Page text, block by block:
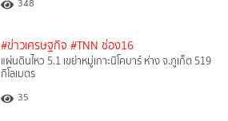
348
#ข่าวเศรษฐกิจ #TNN ช่อง16
แผ่นดินไหว 5.1 เขย่าหมู่เกาะนิโคบาร์ ห่าง จ.ภูเก็ต 519
กิโลเมตร
35